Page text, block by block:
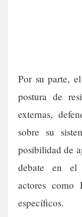
Por su parte,
postura de
externas,
sobre su
posibilidad de
debate en el
actores como
específicos.